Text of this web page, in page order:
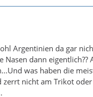
Argentinien da gar
Nasen dann
was haben die
zerrt nicht am Trikot